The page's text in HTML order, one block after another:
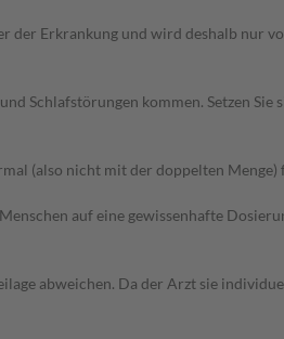
der Erkrankung und wird deshalb nur
Schlafstörungen kommen. Setzen
(also nicht mit der doppelten Menge)
auf eine gewissenhafte
abweichen. Da der Arzt sie